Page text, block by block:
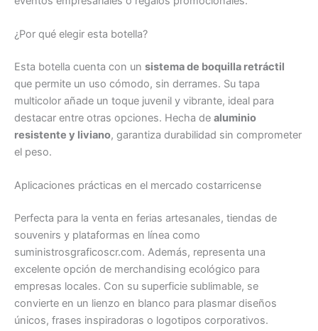
¿Por qué elegir esta botella?
Esta botella cuenta con un sistema de boquilla retráctil
que permite un uso cómodo, sin derrames. Su tapa
multicolor añade un toque juvenil y vibrante, ideal para
destacar entre otras opciones. Hecha de aluminio
resistente y liviano, garantiza durabilidad sin comprometer
el peso.
Aplicaciones prácticas en el mercado costarricense
Perfecta para la venta en ferias artesanales, tiendas de
souvenirs y plataformas en línea como
suministrosgraficoscr.com. Además, representa una
excelente opción de merchandising ecológico para
empresas locales. Con su superficie sublimable, se
convierte en un lienzo en blanco para plasmar diseños
únicos, frases inspiradoras o logotipos corporativos.